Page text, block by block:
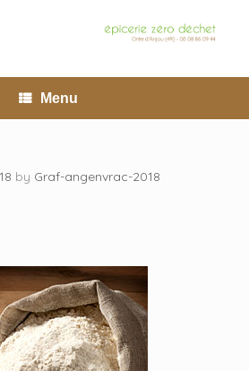
Menu
by Graf-angenvrac-2018